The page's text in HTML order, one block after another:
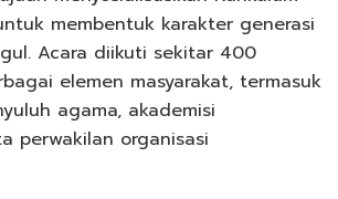
membentuk karakter generasi
Acara diikuti sekitar 400
elemen masyarakat, termasuk
agama, akademisi
perwakilan organisasi